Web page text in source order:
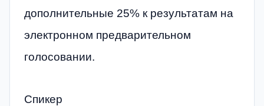
дополнительные 25% к результатам на
электронном предварительном
голосовании.
Спикер